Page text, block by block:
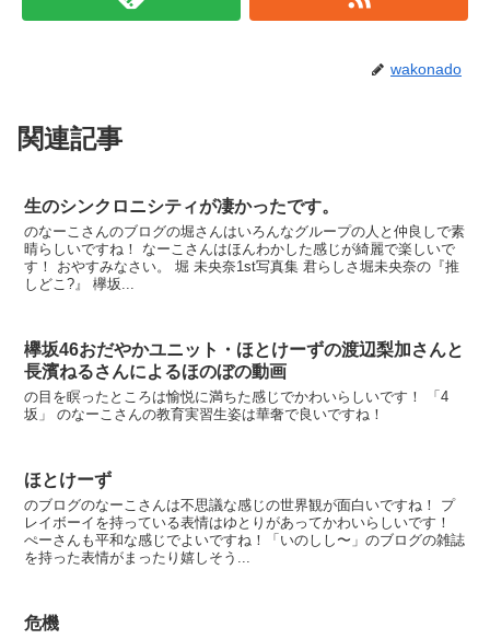
wakonado
関連記事
生のシンクロニシティが凄かったです。
のなーこさんのブログの堀さんはいろんなグループの人と仲良しで素
晴らしいですね！ なーこさんはほんわかした感じが綺麗で楽しいで
す！ おやすみなさい。 堀 未央奈1st写真集 君らしさ堀未央奈の『推
しどこ?』 欅坂...
欅坂46おだやかユニット・ほとけーずの渡辺梨加さんと
長濱ねるさんによるほのぼの動画
の目を瞑ったところは愉悦に満ちた感じでかわいらしいです！ 「4
坂」 のなーこさんの教育実習生姿は華奢で良いですね！
ほとけーず
のブログのなーこさんは不思議な感じの世界観が面白いですね！ プ
レイボーイを持っている表情はゆとりがあってかわいらしいです！
ぺーさんも平和な感じでよいですね！「いのしし〜」のブログの雑誌
を持った表情がまったり嬉しそう...
危機